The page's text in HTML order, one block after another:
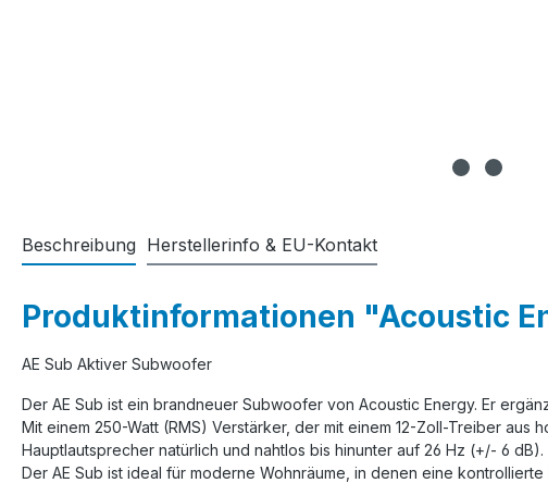
Beschreibung Herstellerinfo & EU-Kontakt
Produktinformationen "Acoustic
AE Sub Aktiver Subwoofer
Der AE Sub ist ein brandneuer Subwoofer von Acoustic Energy. Er
Mit einem 250-Watt (RMS) Verstärker, der mit einem 12-Zoll-Treiber
Hauptlautsprecher natürlich und nahtlos bis hinunter auf 26 Hz (+/- 6 dB).
Der AE Sub ist ideal für moderne Wohnräume, in denen eine